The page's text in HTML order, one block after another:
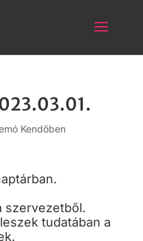
Kendőben
szervezetből.
tudatában a